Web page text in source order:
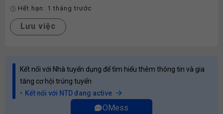
Hết hạn: 1 tháng trước
Lưu việc
Kết nối với Nhà tuyển dụng để tìm hiểu thêm thông tin và gia
tăng cơ hội trúng tuyển
Kết nối với NTD đang active
OMess